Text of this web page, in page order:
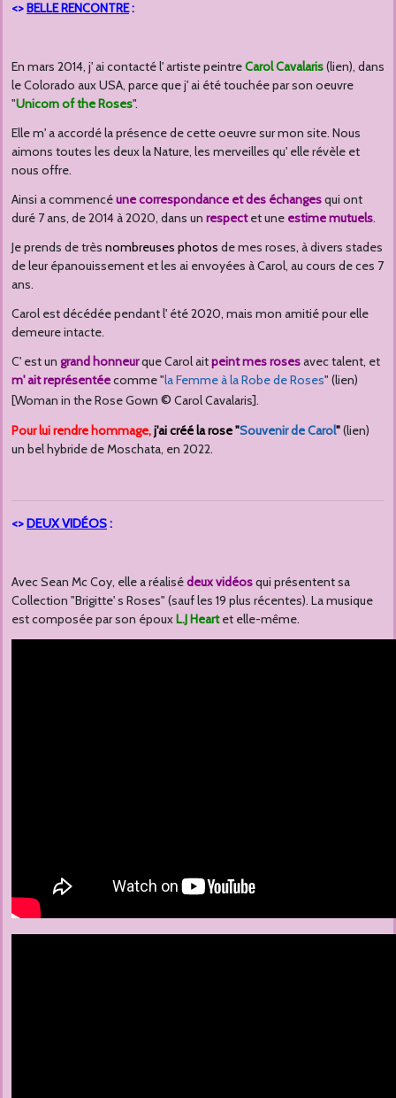
<>BELLE RENCONTRE:
En mars 2014, j' ai contacté l' artiste peintreCarol Cavalaris(lien), dans
le Colorado aux USA, parce que j' ai été touchée par son oeuvre
"Unicorn of the Roses".
Elle m' a accordé la présence de cette oeuvre sur mon site. Nous
aimons toutes les deux la Nature, les merveilles qu' elle révèle et
nous offre.
Ainsi a commencéune correspondance et des échangesqui ont
duré 7 ans, de 2014 à 2020, dans un respectet une estime mutuels.
Je prends de très nombreuses photos de mes roses, à divers stades
de leur épanouissement et les ai envoyées à Carol, au cours de ces 7
ans.
Carol est décédée pendant l' été 2020, mais mon amitié pour elle
demeure intacte.
C' est un grand honneurque Carol aitpeint mes rosesavec talent, et
m' ait représentéecomme "la Femme à la Robe de Roses" (lien)
[Woman in the Rose Gown © Carol Cavalaris].
Pour lui rendre hommage,j'ai créé la rose "Souvenir de Carol"(lien)
un bel hybride de Moschata, en 2022.
<>DEUX VIDÉOS:
Avec Sean Mc Coy, elle a réalisédeux vidéosqui présentent sa
Collection "Brigitte' s Roses" (sauf les 19 plus récentes). La musique
est composée par son épouxL.J Heartet elle-même.